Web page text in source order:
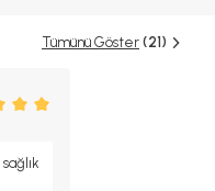
Tümünü Göster (21)